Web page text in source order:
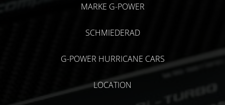
MARKE G-POWER
SCHMIEDERAD
G-POWER HURRICANE CARS
LOCATION